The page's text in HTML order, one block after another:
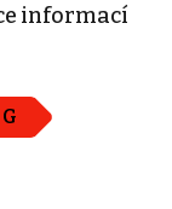
informací
G